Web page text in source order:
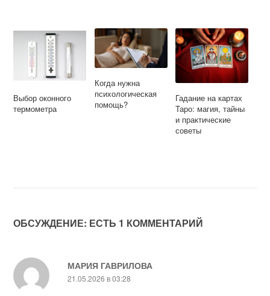
Выбор оконного
термометра
Когда нужна
психологическая
помощь?
Гадание на картах
Таро: магия, тайны
и практические
советы
ОБСУЖДЕНИЕ: ЕСТЬ 1 КОММЕНТАРИЙ
МАРИЯ ГАВРИЛОВА
21.05.2026 в 03:28